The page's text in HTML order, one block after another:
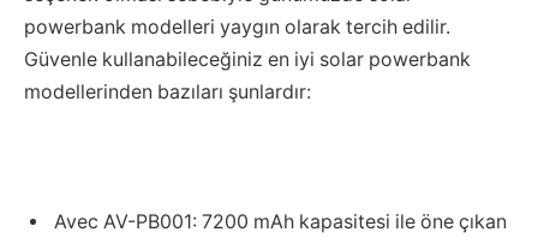
powerbank modelleri yaygın olarak tercih edilir.
Güvenle kullanabileceğiniz en iyi solar powerbank
modellerinden bazıları şunlardır:
Avec AV-PB001: 7200 mAh kapasitesi ile öne çıkan